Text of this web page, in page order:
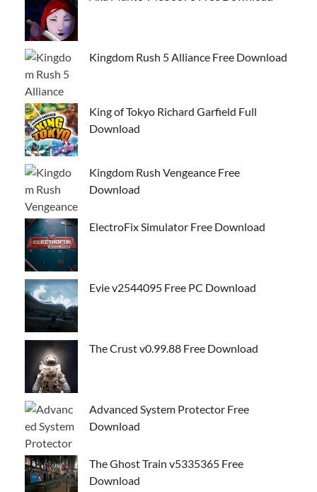
Kingdom Rush 5 Alliance Free Download
King of Tokyo Richard Garfield Full
Download
Kingdom Rush Vengeance Free
Download
ElectroFix Simulator Free Download
Evie v2544095 Free PC Download
The Crust v0.99.88 Free Download
Advanced System Protector Free
Download
The Ghost Train v5335365 Free
Download